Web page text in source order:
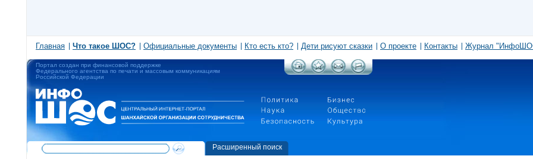
Главная Что такое ШОС? Официальные документы Кто есть кто? Дети рисуют сказки О проекте Контакты Журнал
Портал создан при финансовой поддержке
Федерального агентства по печати и массовым коммуникациям
Российской Федерации
Расширенный поиск